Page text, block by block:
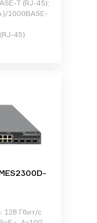
T (RJ-45);
1000BASE-
45)
128 Гбит/с